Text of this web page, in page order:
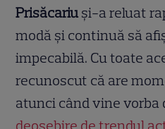
Prisăcariu și-a reluat
modă și continuă să
impecabilă. Cu toate
recunoscut că are
atunci când vine vorba